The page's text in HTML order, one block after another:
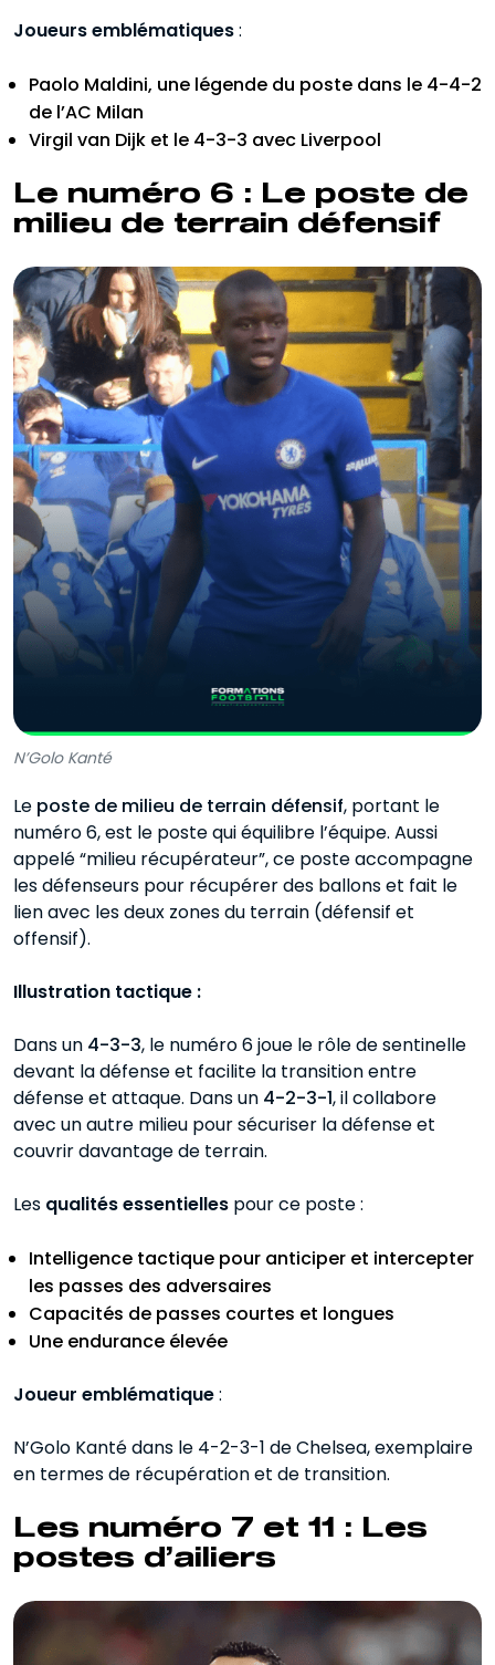
Joueurs emblématiques:
Paolo Maldini, une légende du poste dans le 4-4-2
de l’AC Milan
Virgil van Dijk et le 4-3-3 avec Liverpool
Le numéro 6 : Le poste de
milieu de terrain défensif
N’Golo Kanté
Le poste de milieu de terrain défensif, portant le
numéro 6, est le poste qui équilibre l’équipe. Aussi
appelé “milieu récupérateur”, ce poste accompagne
les défenseurs pour récupérer des ballons et fait le
lien avec les deux zones du terrain (défensif et
offensif).
Illustration tactique :
Dans un 4-3-3, le numéro 6 joue le rôle de sentinelle
devant la défense et facilite la transition entre
défense et attaque. Dans un 4-2-3-1, il collabore
avec un autre milieu pour sécuriser la défense et
couvrir davantage de terrain.
Les qualités essentielles pour ce poste :
Intelligence tactique pour anticiper et intercepter
les passes des adversaires
Capacités de passes courtes et longues
Une endurance élevée
Joueur emblématique:
N’Golo Kanté dans le 4-2-3-1 de Chelsea, exemplaire
en termes de récupération et de transition.
Les numéro 7 et 11 : Les
postes d’ailiers